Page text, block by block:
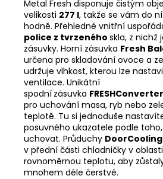
Metal Fresh disponuje čistým
velikosti 277 l, takže se vám do
hodně. Přehledné vnitřní
police z tvrzeného skla, z nichž
zásuvky. Horní zásuvka Fresh
určena pro skladování ovoce a
udržuje vlhkost, kterou lze
ventilace. Unikátní
spodní zásuvka FRESHConverter
pro uchování masa, ryb nebo
teplotě. Tu si jednoduše
posuvného ukazatele podle
uchovat. Průduchy
v přední části chladničky v
rovnoměrnou teplotu, aby
mnohem déle čerstvé.